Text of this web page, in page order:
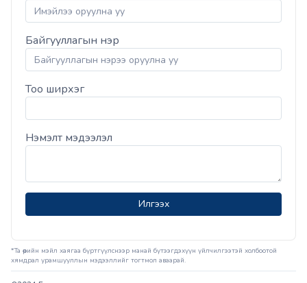
Байгууллагын нэр
Тоо ширхэг
Нэмэлт мэдээлэл
Илгээх
*Та өөрийн мэйл хаягаа бүртгүүлснээр манай бүтээгдэхүүн үйлчилгээтэй холбоотой
хямдрал урамшууллын мэдээллийг тогтмол аваарай.